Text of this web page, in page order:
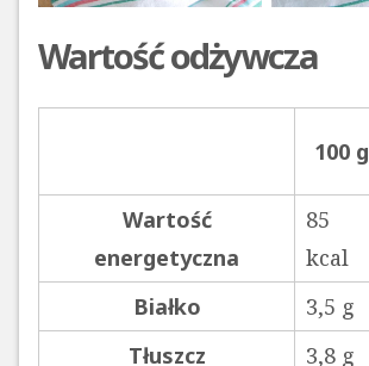
Wartość odżywcza
100 g
Wartość
energetyczna
85
kcal
Białko 3,5 g
Tłuszcz
3,8 g